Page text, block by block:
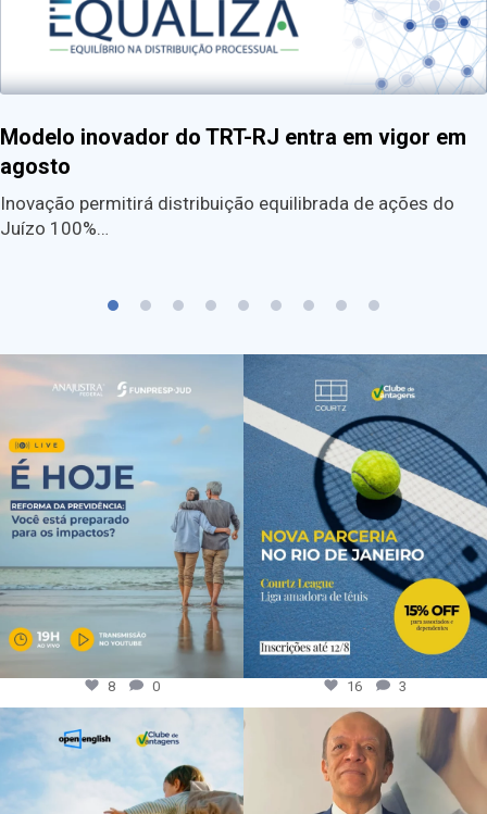
Modelo inovador do TRT-RJ entra em vigor em
agosto
Inovação permitirá distribuição equilibrada de ações do
Juízo 100%…
8 0 16 3